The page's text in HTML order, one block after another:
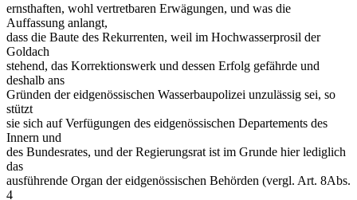
ernsthaften, wohl vertretbaren Erwägungen, und was die
Auffassung anlangt,
dass die Baute des Rekurrenten, weil im Hochwasserprosil der
Goldach
stehend, das Korrektionswerk und dessen Erfolg gefährde und
deshalb ans
Gründen der eidgenössischen Wasserbaupolizei unzulässig sei, so
stützt
sie sich auf Verfügungen des eidgenössischen Departements des
Innern und
des Bundesrates, und der Regierungsrat ist im Grunde hier lediglich
das
ausführende Organ der eidgenössischen Behörden (vergl. Art. 8Abs.
4